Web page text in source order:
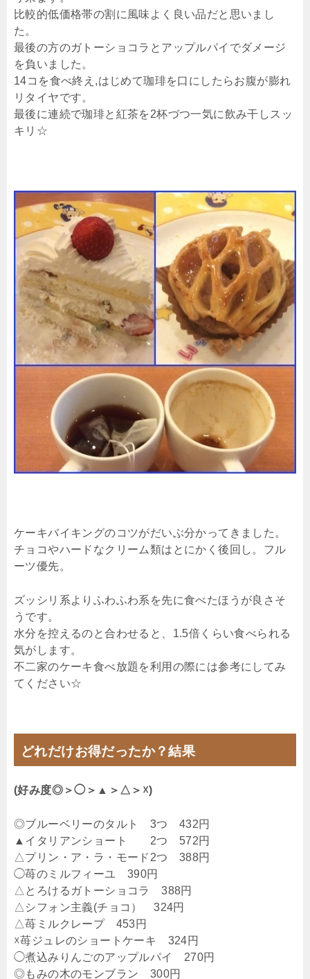
比較的低価格帯の割に風味よく良い品だと思いまし
た。
最後の方のガトーショコラとアップルパイでダメージ
を負いました。
14コを食べ終え,はじめて珈琲を口にしたらお腹が膨れ
リタイヤです。
最後に連続で珈琲と紅茶を2杯づつ一気に飲み干しスッ
キリ☆
ケーキバイキングのコツがだいぶ分かってきました。
チョコやハードなクリーム類はとにかく後回し。フル
ーツ優先。
ズッシリ系よりふわふわ系を先に食べたほうが良さそ
うです。
水分を控えるのと合わせると、1.5倍くらい食べられる
気がします。
不二家のケーキ食べ放題を利用の際には参考にしてみ
てください☆
どれだけお得だったか？結果
(好み度◎＞◯＞▲＞△＞☓)
◎ブルーベリーのタルト 3つ 432円
▲イタリアンショート 2つ 572円
△プリン・ア・ラ・モード2つ 388円
◯苺のミルフィーユ 390円
△とろけるガトーショコラ 388円
△シフォン主義(チョコ） 324円
△苺ミルクレープ 453円
☓苺ジュレのショートケーキ 324円
◯煮込みりんごのアップルパイ 270円
◎もみの木のモンブラン 300円